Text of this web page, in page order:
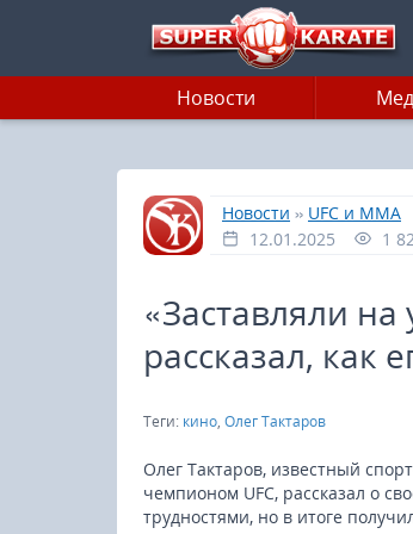
Новости
Главная
»
Новости » UFC и MMA
12.01.2025
1
«Заставляли
рассказал, как
Теги: кино, Олег Тактаров
Олег Тактаров, известный
чемпионом UFC, рассказал о
трудностями, но в итоге